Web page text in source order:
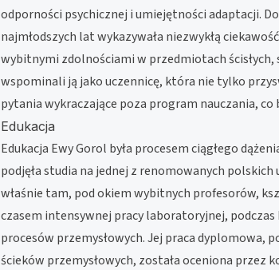
odporności psychicznej i umiejętności adaptacji.
najmłodszych lat wykazywała niezwykłą
wybitnymi zdolnościami w przedmiotach ścisłych,
wspominali ją jako uczennicę, która nie tylko
pytania wykraczające poza program nauczania, co
Edukacja
Edukacja Ewy Gorol była procesem ciągłego
podjęła studia na jednej z renomowanych
właśnie tam, pod okiem wybitnych profesorów,
czasem intensywnej pracy laboratoryjnej,
procesów przemysłowych. Jej praca dyplomowa,
ścieków przemysłowych, została oceniona przez